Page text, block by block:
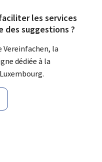
les services
suggestions ?
Vereinfachen, la
dédiée à la